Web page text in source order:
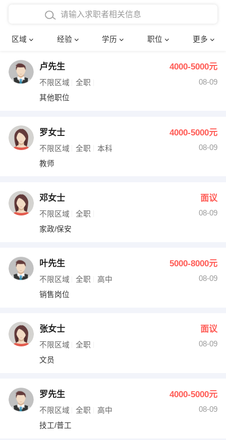
区域 经验 学历 职位 更多
在校学生工作经验
四年以上工作经验
五年以上工作经验
博士
文员 护士
财务会计
网络IT
收银员
水电/机修
编辑 法律
其他职位
确定
卢先生 4000-5000元
不限区域 全职
08-09
其他职位
罗女士 4000-5000元
不限区域 全职 本科
08-09
教师
邓女士 面议
不限区域 全职
08-09
家政/保安
叶先生 5000-8000元
不限区域 全职 高中
08-09
销售岗位
张女士 面议
不限区域 全职
08-09
文员
罗先生 4000-5000元
不限区域 全职 高中
08-09
技工/普工